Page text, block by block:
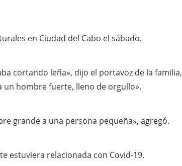
en Ciudad del Cabo el sábado.
cortando leña», dijo el portavoz de la familia,
un hombre fuerte, lleno de orgullo».
grande a una persona pequeña», agregó.
estuviera relacionada con Covid-19.